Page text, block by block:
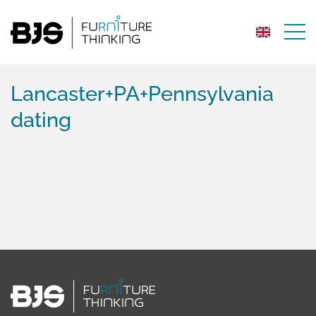
Lancaster+PA+Pennsylvania
dating